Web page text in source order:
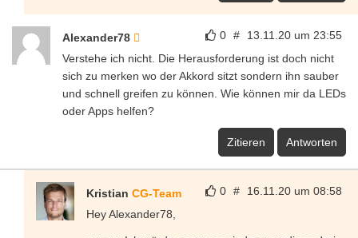
0 # 13.11.20 um 23:55
Alexander78
Verstehe ich nicht. Die Herausforderung ist doch nicht
sich zu merken wo der Akkord sitzt sondern ihn sauber
und schnell greifen zu können. Wie können mir da LEDs
oder Apps helfen?
Zitieren Antworten
0 # 16.11.20 um 08:58
Kristian CG-Team
Hey Alexander78,